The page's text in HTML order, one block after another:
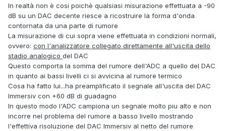
In realtà non è cosi poichè qualsiasi misurazione effettuata a -90
dB su un DAC decente riesce a ricostruire la forma d'onda
contornata da una parte di rumore
La misurazione di cui sopra viene effettuata in condizioni normali,
ovvero: con l'analizzatore collegato direttamente all'uscita dello
stadio analogico del DAC
Questo comporta la somma del rumore dell'ADC a quello del DAC
in quanto ai bassi livelli ci si avvicina al rumore termico
Cosa ha fatto lui...ha preamplificato il segnale all'uscita del DAC
Immersiv con +60 dB di guadagno
In questo modo l'ADC campiona un segnale molto piu alto e non
incorre nel problema del rumore a basso livello mostrando
l'effettiva risoluzione del DAC Immersiv al netto del rumore